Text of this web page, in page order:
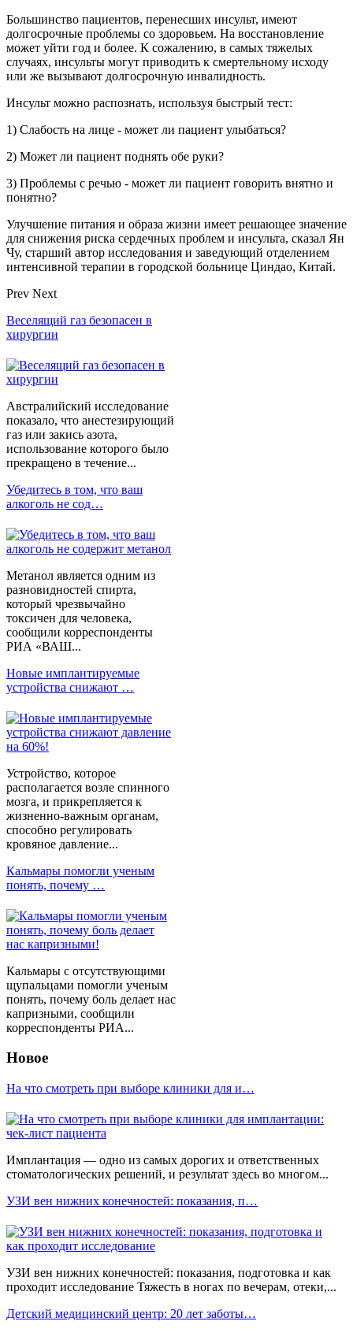
Большинство пациентов, перенесших инсульт, имеют
долгосрочные проблемы со здоровьем. На восстановление
может уйти год и более. К сожалению, в самых тяжелых
случаях, инсульты могут приводить к смертельному исходу
или же вызывают долгосрочную инвалидность.
Инсульт можно распознать, используя быстрый тест:
1) Слабость на лице - может ли пациент улыбаться?
2) Может ли пациент поднять обе руки?
3) Проблемы с речью - может ли пациент говорить внятно и
понятно?
Улучшение питания и образа жизни имеет решающее значение
для снижения риска сердечных проблем и инсульта, сказал Ян
Чу, старший автор исследования и заведующий отделением
интенсивной терапии в городской больнице Циндао, Китай.
Prev Next
Веселящий газ безопасен в
хирургии
Австралийский исследование
показало, что анестезирующий
газ или закись азота,
использование которого было
прекращено в течение...
Убедитесь в том, что ваш
алкоголь не сод…
Метанол является одним из
разновидностей спирта,
который чрезвычайно
токсичен для человека,
сообщили корреспонденты
РИА «ВАШ...
Новые имплантируемые
устройства снижают …
Устройство, которое
располагается возле спинного
мозга, и прикрепляется к
жизненно-важным органам,
способно регулировать
кровяное давление...
Кальмары помогли ученым
понять, почему …
Кальмары с отсутствующими
щупальцами помогли ученым
понять, почему боль делает нас
капризными, сообщили
корреспонденты РИА...
Новое
На что смотреть при выборе клиники для и…
Имплантация — одно из самых дорогих и ответственных
стоматологических решений, и результат здесь во многом...
УЗИ вен нижних конечностей: показания, п…
УЗИ вен нижних конечностей: показания, подготовка и как
проходит исследование Тяжесть в ногах по вечерам, отеки,...
Детский медицинский центр: 20 лет заботы…